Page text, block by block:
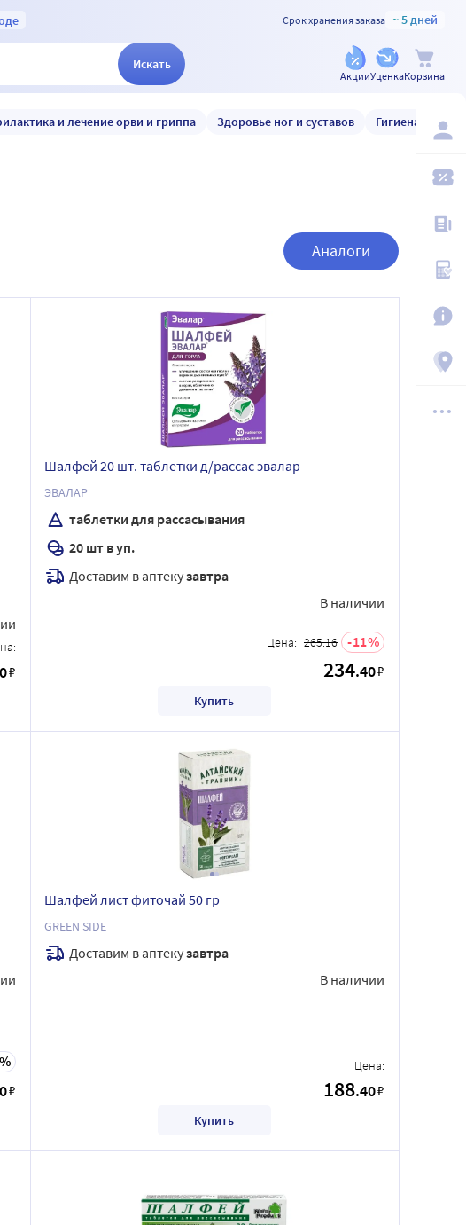
Срок хранения заказа ~ 5 дней
Искать
АкцииУценкаКорзина
и лечение орви и гриппа Здоровье ног и суставов Гигиена и уход
Аналоги
₽
Шалфей 20 шт. таблетки д/рассас эвалар
ЭВАЛАР
таблетки для рассасывания
20 шт в уп.
Доставим в аптекузавтра
В наличии
Цена: 265.16 11
234.40₽
Купить
₽
Шалфей лист фиточай 50 гр
GREEN SIDE
Доставим в аптекузавтра
В наличии
Цена:
188.40₽
Купить